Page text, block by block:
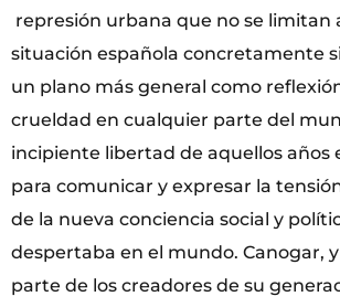
represión urbana que no se limitan
situación española concretamente
un plano más general como
crueldad en cualquier parte del
incipiente libertad de aquellos años
para comunicar y expresar la
de la nueva conciencia social y
despertaba en el mundo. Canogar,
parte de los creadores de su